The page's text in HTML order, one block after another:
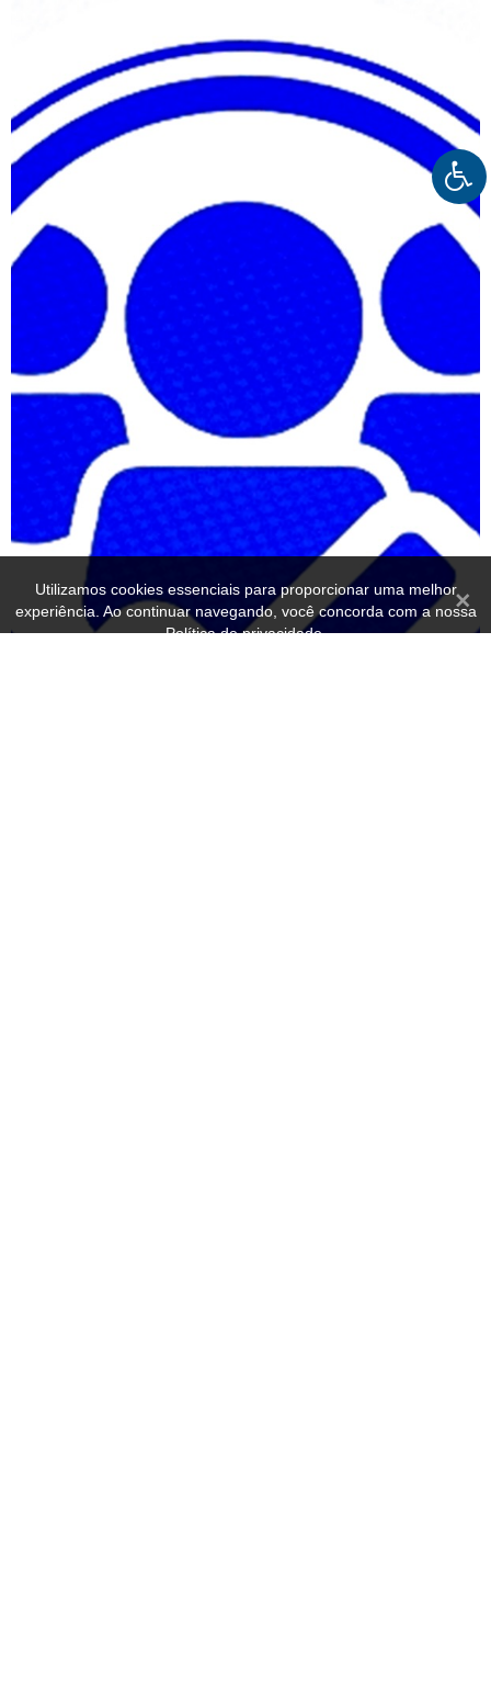
Utilizamos cookies essenciais para proporcionar uma melhor
experiência. Ao continuar navegando, você concorda com a nossa
Política de privacidade.